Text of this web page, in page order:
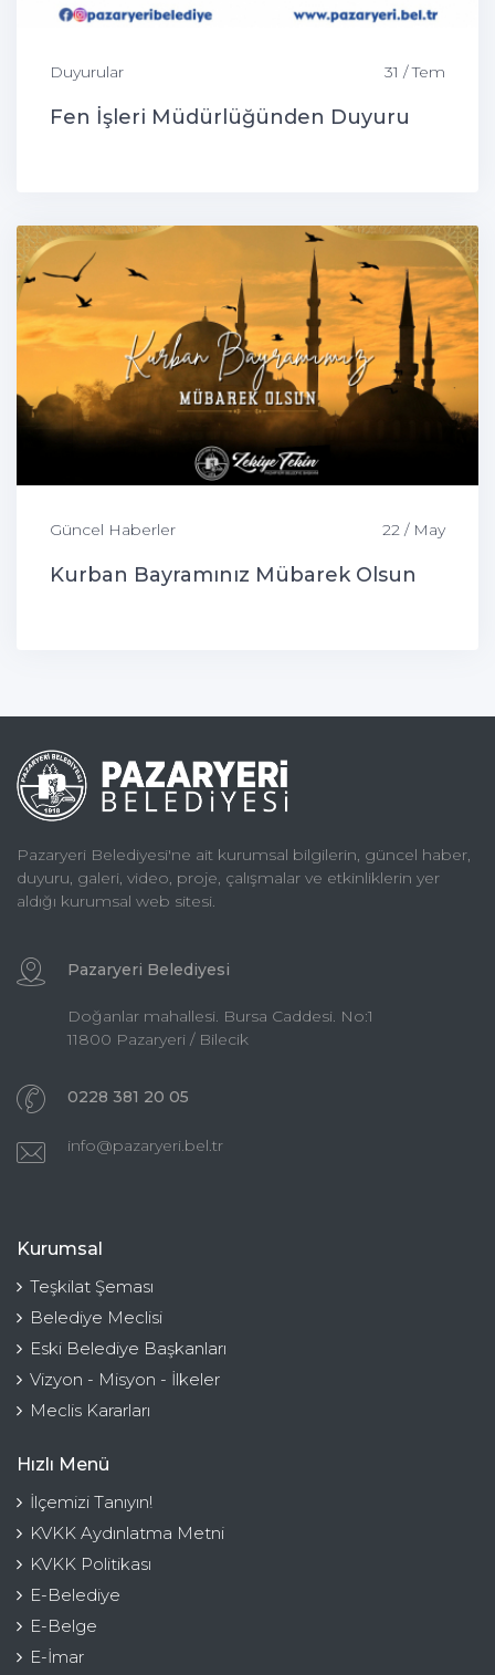
Duyurular 31 / Tem
Fen İşleri Müdürlüğünden Duyuru
Güncel Haberler 22 / May
Kurban Bayramınız Mübarek Olsun
Pazaryeri Belediyesi'ne ait kurumsal bilgilerin, güncel haber,
duyuru, galeri, video, proje, çalışmalar ve etkinliklerin yer
aldığı kurumsal web sitesi.
Pazaryeri Belediyesi
Doğanlar mahallesi. Bursa Caddesi. No:1
11800 Pazaryeri / Bilecik
0228 381 20 05
info@pazaryeri.bel.tr
Kurumsal
Teşkilat Şeması
Belediye Meclisi
Eski Belediye Başkanları
Vizyon - Misyon - İlkeler
Meclis Kararları
Hızlı Menü
İlçemizi Tanıyın!
KVKK Aydınlatma Metni
KVKK Politikası
E-Belediye
E-Belge
E-İmar